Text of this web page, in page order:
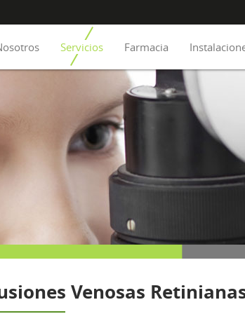
Servicios Farmacia
Venosas